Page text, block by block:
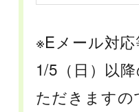
※Eメール対応
1/5（日）以
ただきます